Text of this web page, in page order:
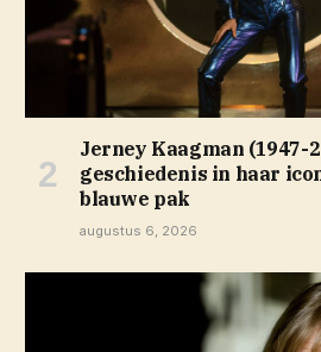
Jerney Kaagman (1947-
geschiedenis in haar
blauwe pak
augustus 6, 2026